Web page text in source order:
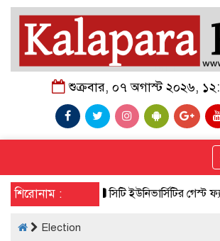
শুক্রবার, ০৭ অগাস্ট ২০২৬,
শিরোনাম : সিটি ইউনিভার্সিটির গেস্ট
Election